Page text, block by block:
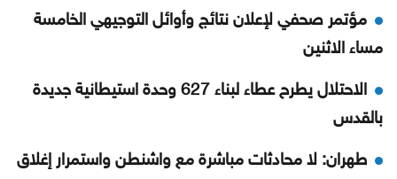
مؤتمر صحفي لإعلان نتائج وأوائل التوجيهي الخامسة
مساء الاثنين
الاحتلال يطرح عطاء لبناء 627 وحدة استيطانية جديدة
بالقدس
طهران: لا محادثات مباشرة مع واشنطن واستمرار إغلاق